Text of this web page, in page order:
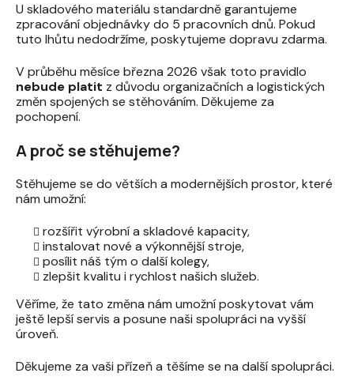
U skladového materiálu standardně garantujeme
zpracování objednávky do 5 pracovních dnů. Pokud
tuto lhůtu nedodržíme, poskytujeme dopravu zdarma.
V průběhu měsíce března 2026 však toto pravidlo
nebude platit z důvodu organizačních a logistických
změn spojených se stěhováním. Děkujeme za
pochopení.
A proč se stěhujeme?
Stěhujeme se do větších a modernějších prostor, které
nám umožní:
rozšířit výrobní a skladové kapacity,
instalovat nové a výkonnější stroje,
posílit náš tým o další kolegy,
zlepšit kvalitu i rychlost našich služeb.
Věříme, že tato změna nám umožní poskytovat vám
ještě lepší servis a posune naši spolupráci na vyšší
úroveň.
Děkujeme za vaši přízeň a těšíme se na další spolupráci.